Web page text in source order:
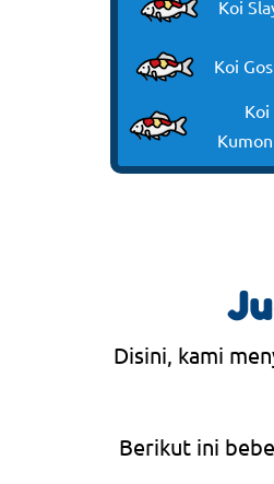
Koi
Koi
Koi
Disini, kami
Berikut ini